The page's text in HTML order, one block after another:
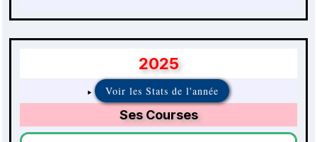
2025
Voir les Stats de l'année
Ses Courses